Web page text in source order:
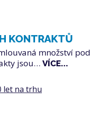
KONTRAKTŮ
množství pod
jsou… VÍCE...